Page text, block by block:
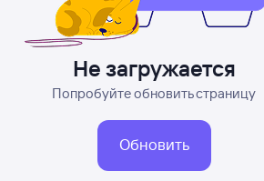
Не загружается
Попробуйте обновить страницу
Обновить